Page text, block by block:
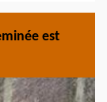
est